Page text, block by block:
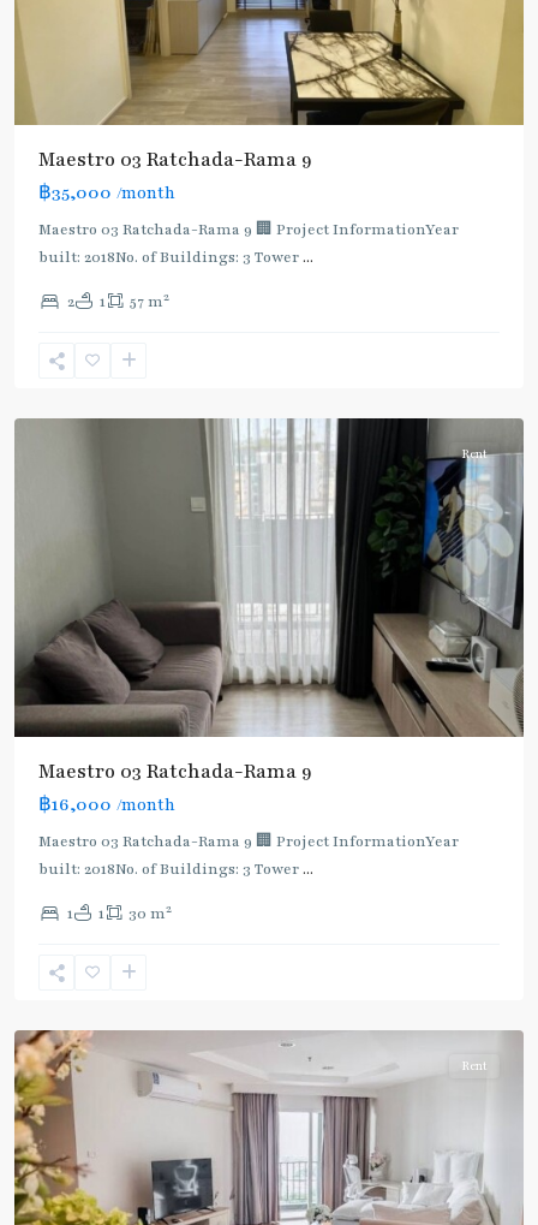
Maestro 03 Ratchada-Rama 9
฿35,000 /month
Maestro 03 Ratchada-Rama 9 🏢 Project InformationYear
built: 2018No. of Buildings: 3 Tower...
2 1 57 m2
Phra
,
Rent
Maestro 03 Ratchada-Rama 9
฿16,000 /month
Maestro 03 Ratchada-Rama 9 🏢 Project InformationYear
built: 2018No. of Buildings: 3 Tower...
1 1 30 m2
MRT
:
Blue
Phra
,
Rent